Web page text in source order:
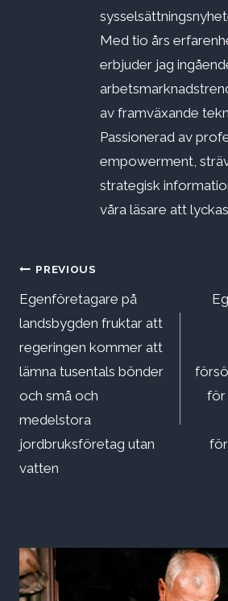
Med tio års
erbjuder jag
av framväxande
Passionerad av
empowerment,
strategisk
våra läsare att
PREVIOUS
Egenföretagare på
landsbygden fruktar att
regeringen kommer att
lämna tusentals bönder
och små och
medelstora
jordbruksföretag utan
vatten
för